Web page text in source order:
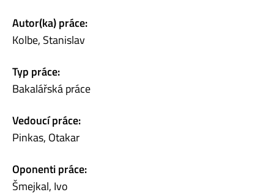
Autor(ka) práce:
Kolbe, Stanislav
Typ práce:
Bakalářská práce
Vedoucí práce:
Pinkas, Otakar
Oponenti práce:
Šmejkal, Ivo